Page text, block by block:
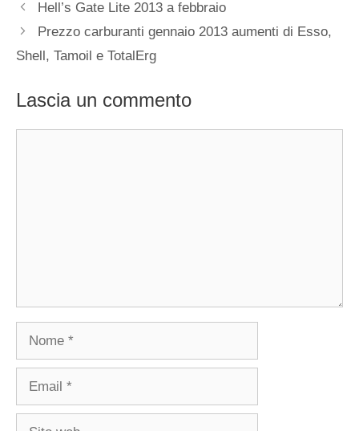
Hell’s Gate Lite 2013 a febbraio
Prezzo carburanti gennaio 2013 aumenti di Esso,
Shell, Tamoil e TotalErg
Lascia un commento